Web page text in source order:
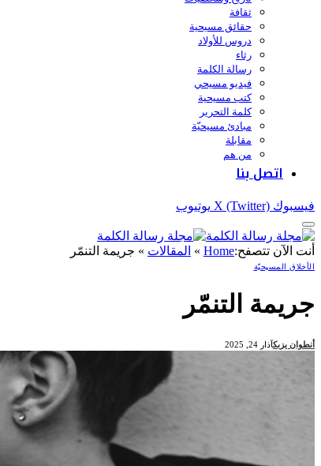
ثقافة
حقائق مسيحية
دروس للأولاد
رثاء
رسالة الكلمة
فيديو مسيحي
كتب مسيحية
كلمة التحرير
مبادئ مسيحيّة
مقابلة
من هم
مواضيع شائعة
موسيقىاتصل بنا
فيسبوك X (Twitter) يوتيوب
أنت الآن تتصفح:Home
» المقالات » جريمة التنمّر
الأخلاق المسيحيّة
جريمة التنمّر
أنطوان يزبكآذار 24, 2025